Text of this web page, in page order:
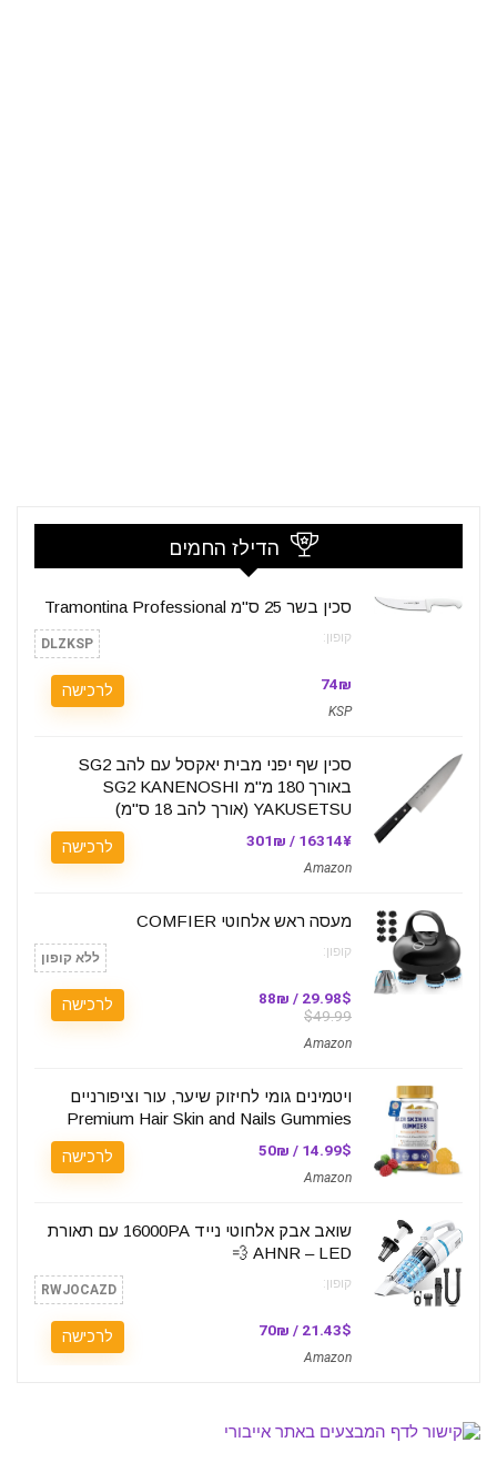
הדילז החמים
סכין בשר 25 ס"מ Tramontina Professional
קופון: DLZKSP
74₪
KSP
לרכישה
סכין שף יפני מבית יאקסל עם להב SG2
באורך 180 מ"מ SG2 KANENOSHI
YAKUSETSU (אורך להב 18 ס"מ)
16314¥ / 301₪
Amazon
לרכישה
מעסה ראש אלחוטי COMFIER
קופון: ללא קופון
29.98$ / 88₪
$49.99
Amazon
לרכישה
ויטמינים גומי לחיזוק שיער, עור וציפורניים
Premium Hair Skin and Nails Gummies
14.99$ / 50₪
Amazon
לרכישה
שואב אבק אלחוטי נייד 16000PA עם תאורת
AHNR – LED 💨
קופון: RWJOCAZD
21.43$ / 70₪
Amazon
לרכישה